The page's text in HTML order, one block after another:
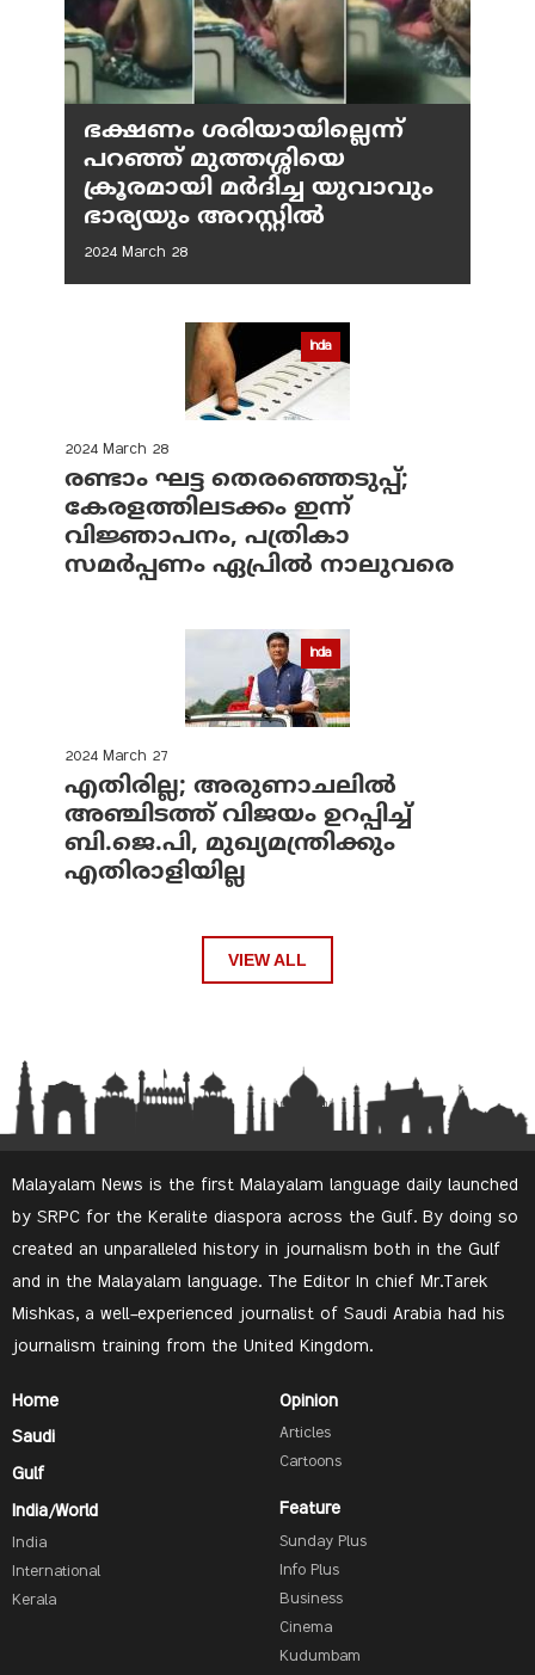
ഭക്ഷണം ശരിയായില്ലെന്ന്
പറഞ്ഞ് മുത്തശ്ശിയെ
ക്രൂരമായി മര്‍ദിച്ച യുവാവും
ഭാര്യയും അറസ്റ്റില്‍
2024 March 28
India
2024 March 28
രണ്ടാം ഘട്ട തെരഞ്ഞെടുപ്പ്;
കേരളത്തിലടക്കം ഇന്ന്
വിജ്ഞാപനം, പത്രികാ
സമര്‍പ്പണം ഏപ്രില്‍ നാലുവരെ
India
2024 March 27
എതിരില്ല; അരുണാചലില്‍
അഞ്ചിടത്ത് വിജയം ഉറപ്പിച്ച്
ബി.ജെ.പി, മുഖ്യമന്ത്രിക്കും
എതിരാളിയില്ല
VIEW ALL
Malayalam News is the first Malayalam language daily launched
by SRPC for the Keralite diaspora across the Gulf. By doing so
created an unparalleled history in journalism both in the Gulf
and in the Malayalam language. The Editor In chief Mr.Tarek
Mishkas, a well-experienced journalist of Saudi Arabia had his
journalism training from the United Kingdom.
Home
Saudi
Gulf
India/World
India
International
Kerala
Opinion
Articles
Cartoons
Feature
Sunday Plus
Info Plus
Business
Cinema
Kudumbam